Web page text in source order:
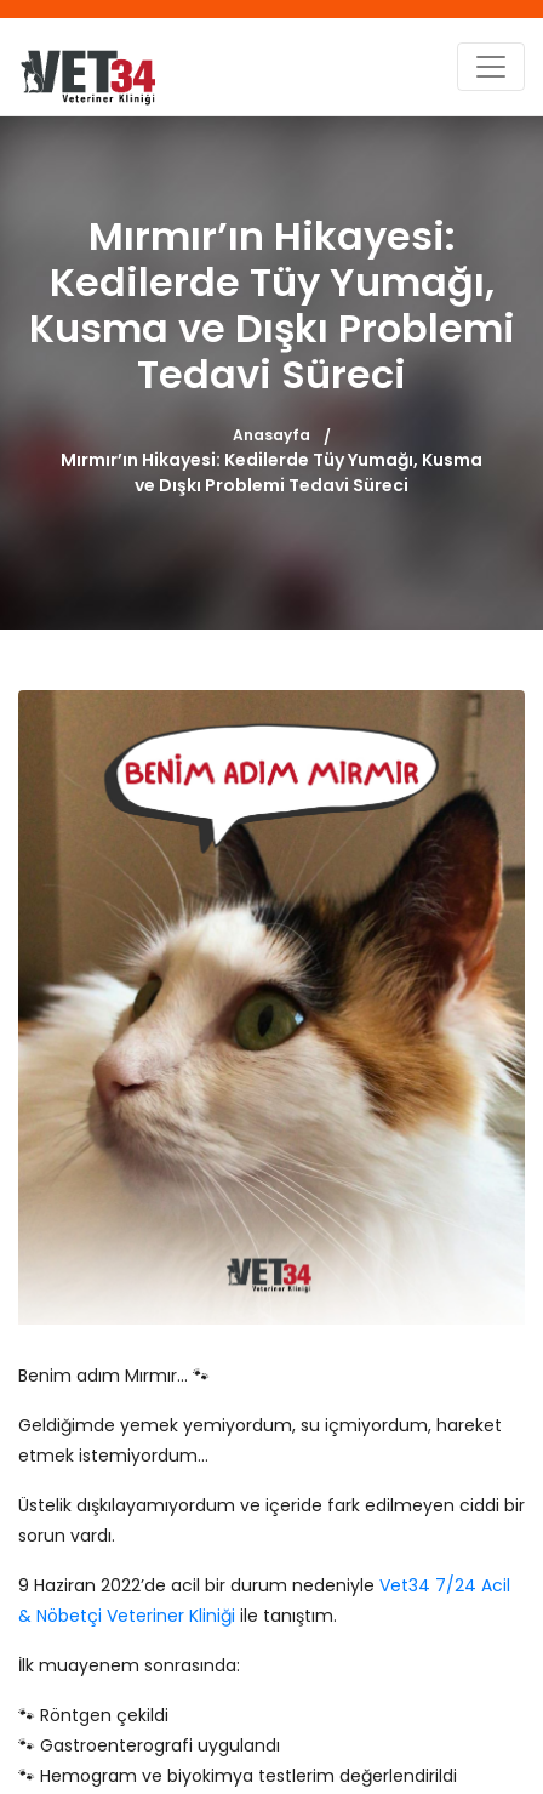
Mırmır’ın Hikayesi:
Kedilerde Tüy Yumağı,
Kusma ve Dışkı Problemi
Tedavi Süreci
Anasayfa
Mırmır’ın Hikayesi: Kedilerde Tüy Yumağı, Kusma
ve Dışkı Problemi Tedavi Süreci
Benim adım Mırmır... 🐾
Geldiğimde yemek yemiyordum, su içmiyordum, hareket
etmek istemiyordum...
Üstelik dışkılayamıyordum ve içeride fark edilmeyen ciddi bir
sorun vardı.
9 Haziran 2022’de acil bir durum nedeniyle Vet34 7/24 Acil
& Nöbetçi Veteriner Kliniği ile tanıştım.
İlk muayenem sonrasında:
🐾 Röntgen çekildi
🐾 Gastroenterografi uygulandı
🐾 Hemogram ve biyokimya testlerim değerlendirildi